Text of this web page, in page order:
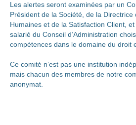
Les alertes seront examinées par un
Président de la Société, de la Directrice
Humaines et de la Satisfaction Client,
salarié du Conseil d’Administration
compétences dans le domaine du droit
Ce comité n’est pas une institution
mais chacun des membres de notre
anonymat.